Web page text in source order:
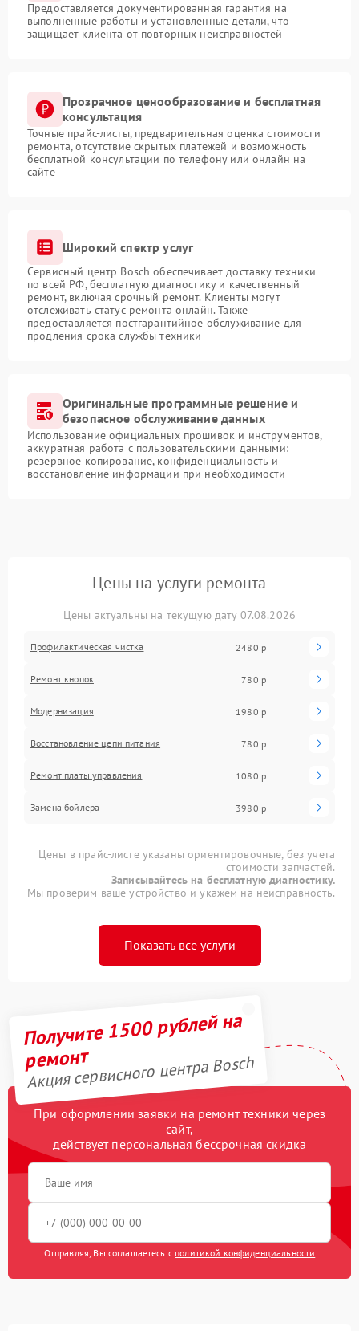
Предоставляется документированная гарантия на
выполненные работы и установленные детали, что
защищает клиента от повторных неисправностей
Прозрачное ценообразование и бесплатная
консультация
Точные прайс-листы, предварительная оценка стоимости
ремонта, отсутствие скрытых платежей и возможность
бесплатной консультации по телефону или онлайн на
сайте
Широкий спектр услуг
Сервисный центр Bosch обеспечивает доставку техники
по всей РФ, бесплатную диагностику и качественный
ремонт, включая срочный ремонт. Клиенты могут
отслеживать статус ремонта онлайн. Также
предоставляется постгарантийное обслуживание для
продления срока службы техники
Оригинальные программные решение и
безопасное обслуживание данных
Использование официальных прошивок и инструментов,
аккуратная работа с пользовательскими данными:
резервное копирование, конфиденциальность и
восстановление информации при необходимости
Цены на услуги ремонта
Цены актуальны на текущую дату 07.08.2026
Профилактическая чистка 2480 р
Ремонт кнопок 780 р
Модернизация 1980 р
Восстановление цепи питания 780 р
Ремонт платы управления 1080 р
Замена бойлера 3980 р
Цены в прайс-листе указаны ориентировочные, без учета
стоимости запчастей.
Записывайтесь на бесплатную диагностику.
Мы проверим ваше устройство и укажем на неисправность.
Показать все услуги
Получите 1500 рублей на
ремонт
Акция сервисного центра Bosch
При оформлении заявки на ремонт техники через
сайт,
действует персональная бессрочная скидка
Отправляя, Вы соглашаетесь с политикой конфиденциальности